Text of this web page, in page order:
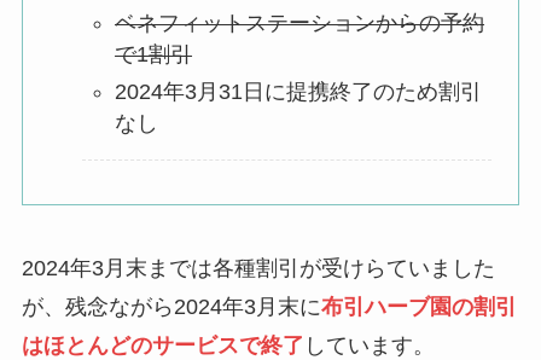
ベネフィットステーションからの予約
で1割引
2024年3月31日に提携終了のため割引
なし
2024年3月末までは各種割引が受けらていました
が、残念ながら2024年3月末に布引ハーブ園の割引
はほとんどのサービスで終了 しています。